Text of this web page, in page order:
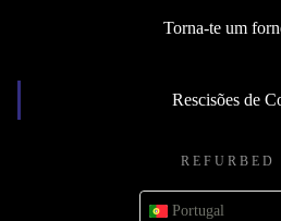
Torna-te um
Rescisões de
REFURBED
Portugal